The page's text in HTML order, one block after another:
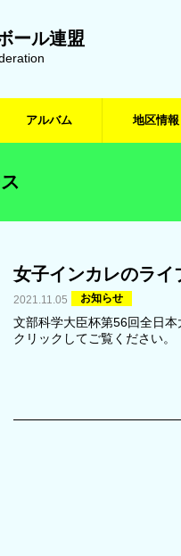
ール連盟
アルバム 地区情報
女子インカレのライ
2021.11.05 お知らせ
文部科学大臣杯第56回全日
クリックしてご覧ください。